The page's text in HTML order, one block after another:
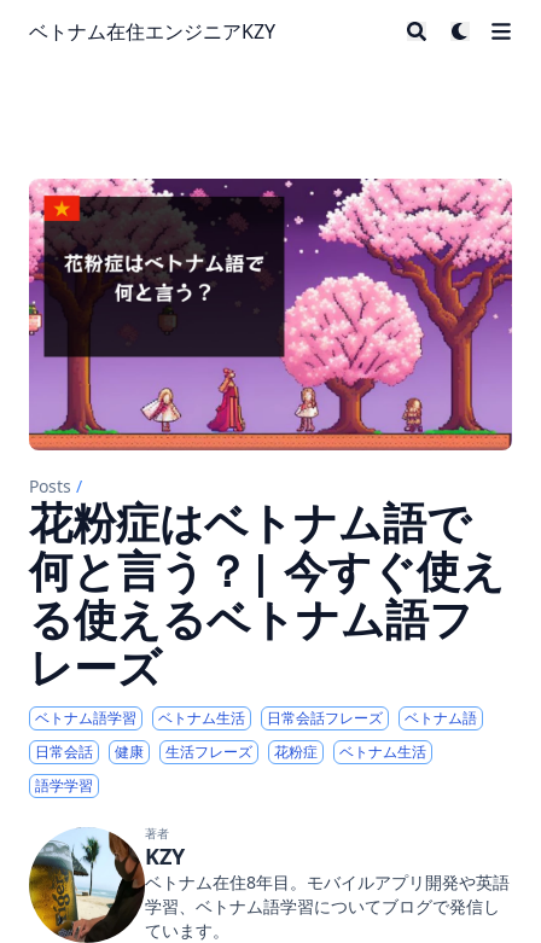
ベトナム在住エンジニアKZY
Posts /
花粉症はベトナム語で
何と言う？| 今すぐ使え
る使えるベトナム語フ
レーズ
ベトナム語学習 ベトナム生活 日常会話フレーズ
ベトナム語
日常会話
健康 生活フレーズ 花粉症
ベトナム生活
語学学習
著者
KZY
ベトナム在住8年目。モバイルアプリ開発や英語
学習、ベトナム語学習についてブログで発信し
ています。